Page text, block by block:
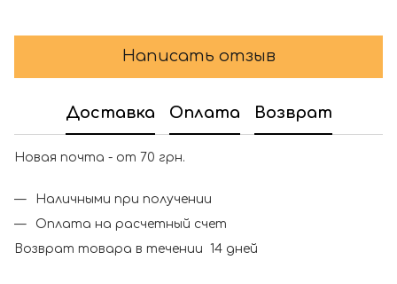
Написать отзыв
Доставка Оплата Возврат
Новая почта - от 70 грн.
Наличными при получении
Оплата на расчетный счет
Возврат товара в течении 14 дней